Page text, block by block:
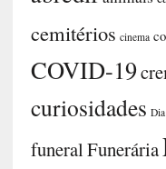
cemitérios cinema
COVID-19
curiosidades
funeralFunerária